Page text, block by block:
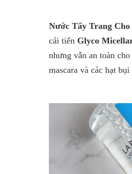
Nước Tẩy Trang
cải tiến Glyco
nhưng vẫn an toàn
mascara và các hạt